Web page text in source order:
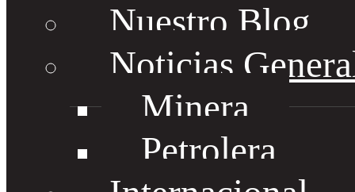
Nuestro Blog
Noticias
Minera
Petrolera